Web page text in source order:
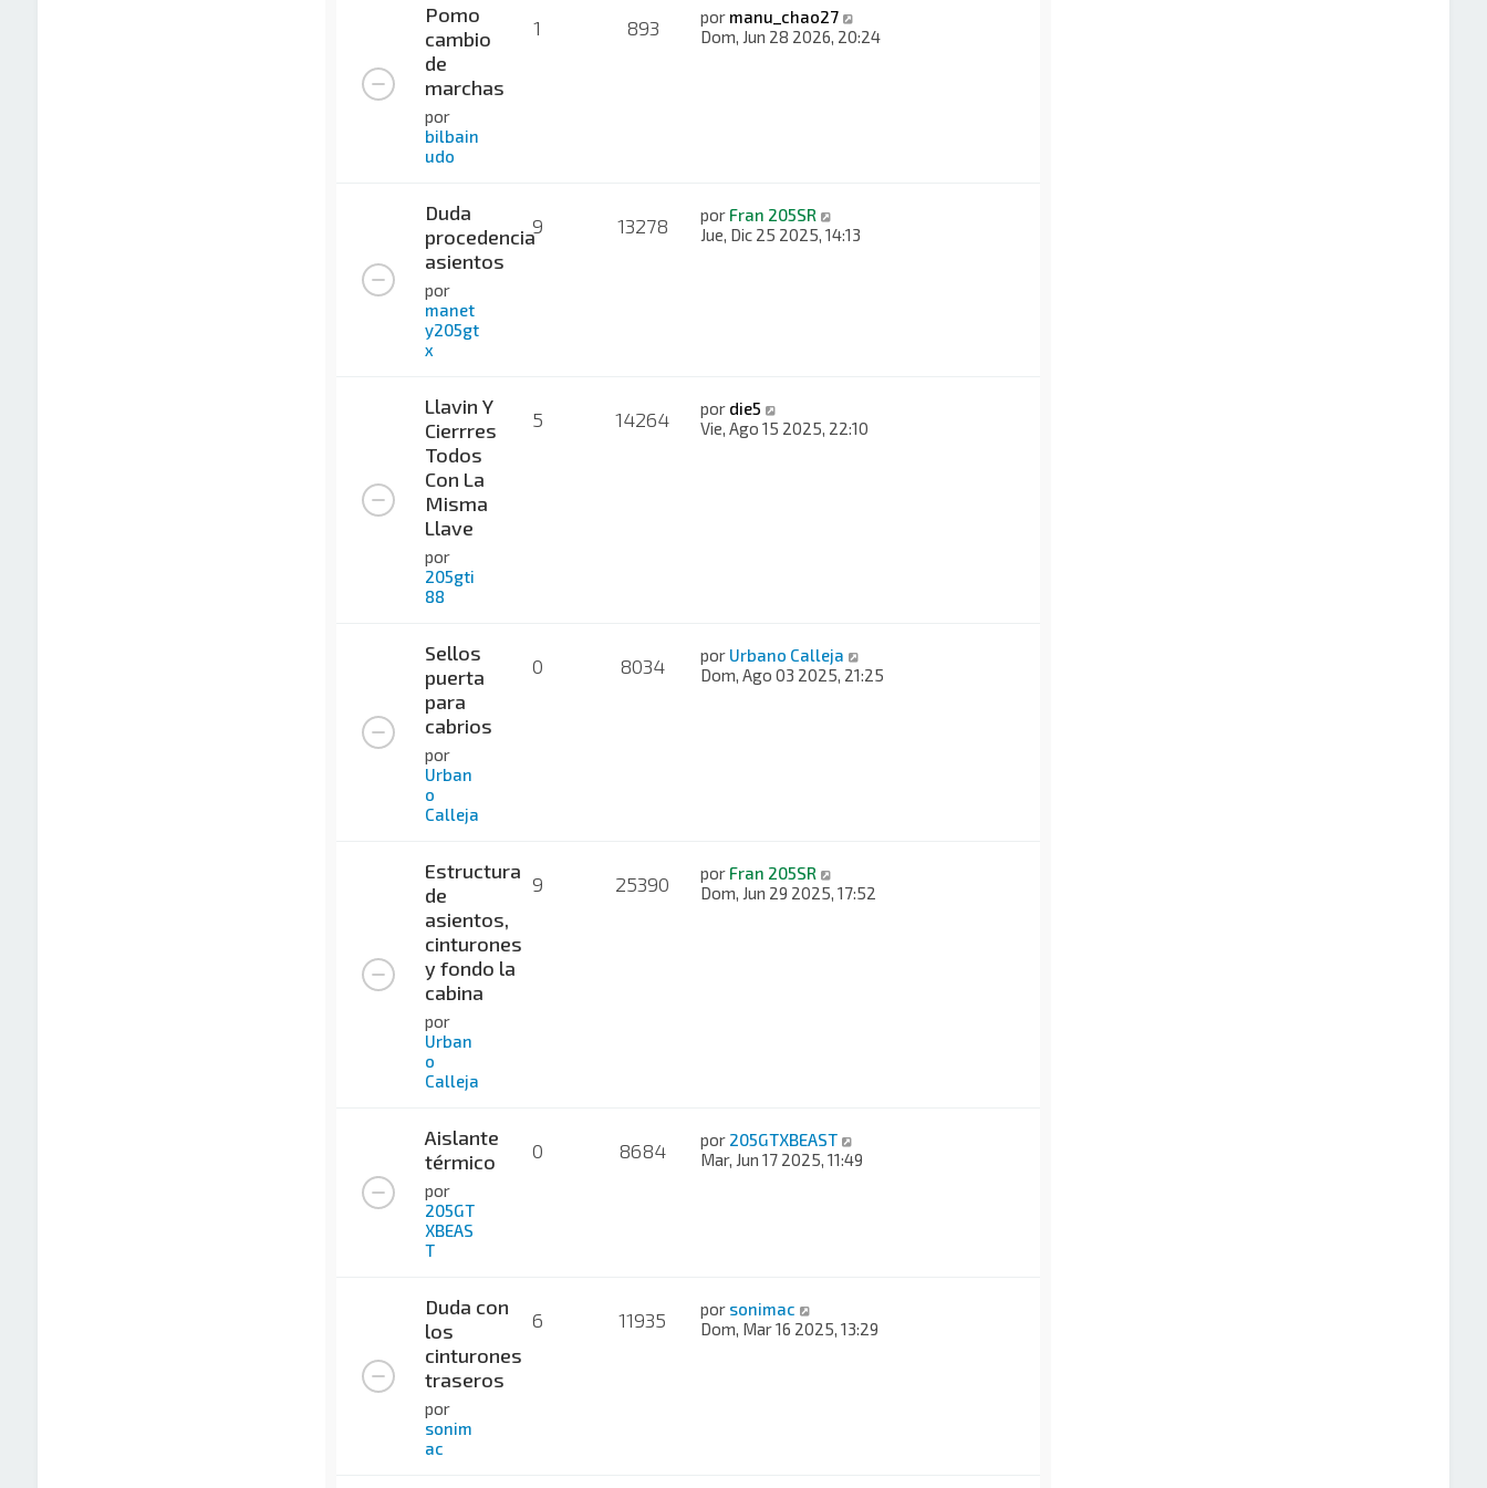
Pomo
cambio
de
marchas
por
bilbain
udo
1 893 por manu_chao27
Dom, Jun 28 2026, 20:24
Duda
procedencia
asientos
por
manet
y205gt
x
9 13278 por Fran 205SR
Jue, Dic 25 2025, 14:13
Llavin Y
Cierrres
Todos
Con La
Misma
Llave
por
205gti
88
5 14264 por die5
Vie, Ago 15 2025, 22:10
Sellos
puerta
para
cabrios
por
Urban
o
Calleja
0 8034 por Urbano Calleja
Dom, Ago 03 2025, 21:25
Estructura
de
asientos,
cinturones
y fondo la
cabina
por
Urban
o
Calleja
9 25390 por Fran 205SR
Dom, Jun 29 2025, 17:52
Aislante
térmico
por
205GT
XBEAS
T
0 8684 por 205GTXBEAST
Mar, Jun 17 2025, 11:49
Duda con
los
cinturones
traseros
por
sonim
ac
6 11935 por sonimac
Dom, Mar 16 2025, 13:29